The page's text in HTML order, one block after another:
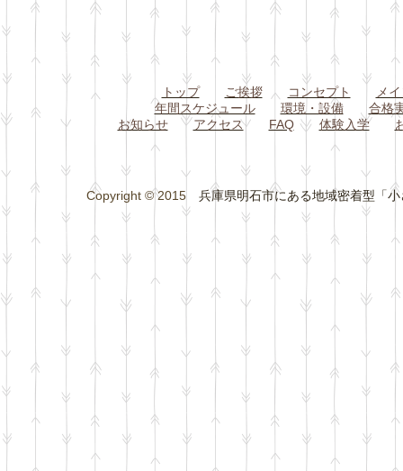
トップ ご挨拶 コンセプト
メ
年間スケジュール
環境・設備
合格
お知らせ
アクセス FAQ 体験入学
Copyright © 2015 兵庫県明石市にある地域密着型「